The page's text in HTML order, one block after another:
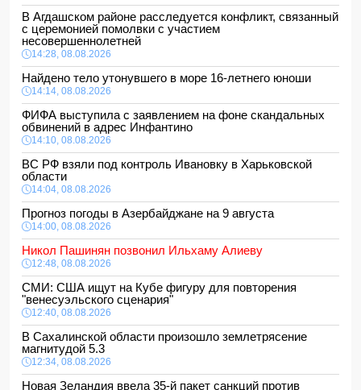
В Агдашском районе расследуется конфликт, связанный
с церемонией помолвки с участием
несовершеннолетней
14:28, 08.08.2026
Найдено тело утонувшего в море 16-летнего юноши
14:14, 08.08.2026
ФИФА выступила с заявлением на фоне скандальных
обвинений в адрес Инфантино
14:10, 08.08.2026
ВС РФ взяли под контроль Ивановку в Харьковской
области
14:04, 08.08.2026
Прогноз погоды в Азербайджане на 9 августа
14:00, 08.08.2026
Никол Пашинян позвонил Ильхаму Алиеву
12:48, 08.08.2026
СМИ: США ищут на Кубе фигуру для повторения
"венесуэльского сценария"
12:40, 08.08.2026
В Сахалинской области произошло землетрясение
магнитудой 5.3
12:34, 08.08.2026
Новая Зеландия ввела 35-й пакет санкций против